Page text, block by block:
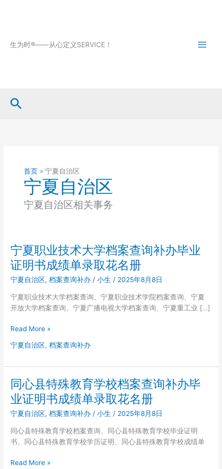
生为时®——从心定义SERVICE！
搜
首页 »宁夏自治区
宁夏自治区
宁夏自治区相关事务
宁夏职业技术大学档案查询补办毕业
证明书成绩单录取花名册
宁夏自治区,档案查询补办 /小生 / 2025年8月8日
宁夏职业技术大学档案查询、宁夏职业技术学院档案查询、宁夏
开放大学档案查询、宁夏广播电视大学档案查询、宁夏重工业 […]
宁
职
术
大
学
档
案
查
补
Read More »
宁夏自治区,档案查询补办
同心县特殊教育学校档案查询补办毕
业证明书成绩单录取花名册
宁夏自治区,档案查询补办 /小生 / 2025年8月8日
同心县特殊教育学校档案查询、同心县特殊教育学校毕业证明
书、同心县特殊教育学校学历证明、同心县特殊教育学校成绩单
同
Read More »